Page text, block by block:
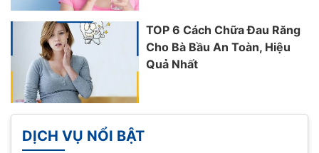
TOP 6 Cách Chữa Đau Răng
Cho Bà Bầu An Toàn, Hiệu
Quả Nhất
DỊCH VỤ NỔI BẬT